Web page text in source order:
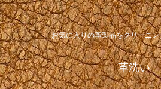
お気に入りの革製品をクリーニ
革洗い